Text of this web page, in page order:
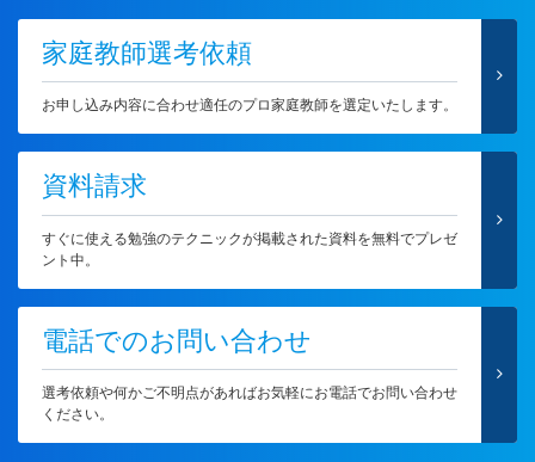
家庭教師選考依頼
お申し込み内容に合わせ適任のプロ家庭教師を選定いたします。
資料請求
すぐに使える勉強のテクニックが掲載された資料を無料でプレゼ
ント中。
電話でのお問い合わせ
選考依頼や何かご不明点があればお気軽にお電話でお問い合わせ
ください。